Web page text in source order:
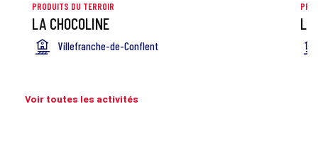
PRODUITS DU TERROIR
LA CHOCOLINE
Villefranche-de-Conflent
LA
Voir toutes les activités